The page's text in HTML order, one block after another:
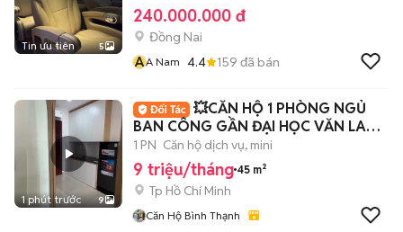
Tin ưu tiên 5
240.000.000 đ
Đồng Nai
AA Nam 4.4 159 đã bán
1 phút trước 9
💥CĂN HỘ 1 PHÒNG NGỦ
BAN CÔNG GẦN ĐẠI HỌC VĂN LANG
CS2 -FULL NT
1 PN Căn hộ dịch vụ, mini
9 triệu/tháng 45 m²
Tp Hồ Chí Minh
Căn Hộ Bình Thạnh